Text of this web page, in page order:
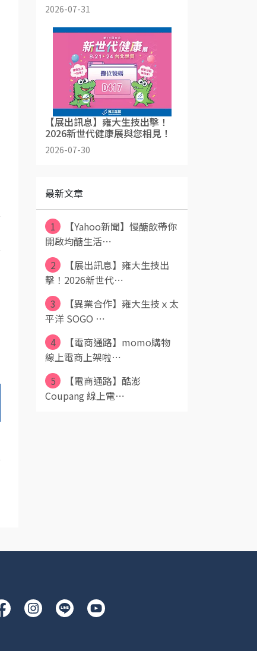
2026-07-31
【展出訊息】雍大生技出擊！
2026新世代健康展與您相見！
2026-07-30
最新文章
1
【Yahoo新聞】慢醣飲帶你
開啟均醣生活⋯
2
【展出訊息】雍大生技出
擊！2026新世代⋯
3
【異業合作】雍大生技ｘ太
平洋 SOGO ⋯
4
【電商通路】momo購物
線上電商上架啦⋯
5
【電商通路】酷澎
Coupang 線上電⋯